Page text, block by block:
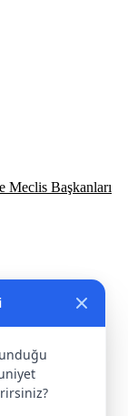
Meclis Başkanları